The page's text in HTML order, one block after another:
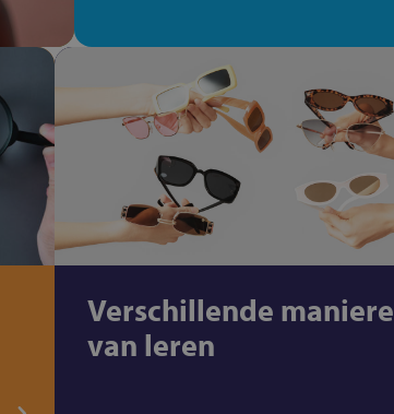
Verschillende
van leren